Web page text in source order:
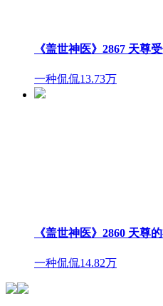
《盖世神医》2867 天尊
一种侃侃13.73万
《盖世神医》2860 天尊
一种侃侃14.82万